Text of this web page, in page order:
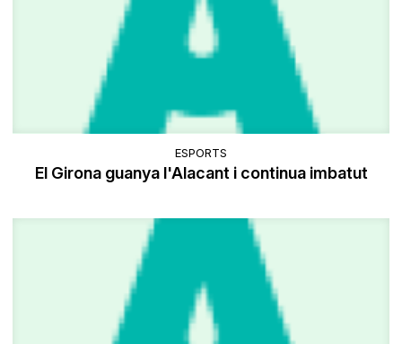
ESPORTS
El Girona guanya l'Alacant i continua imbatut